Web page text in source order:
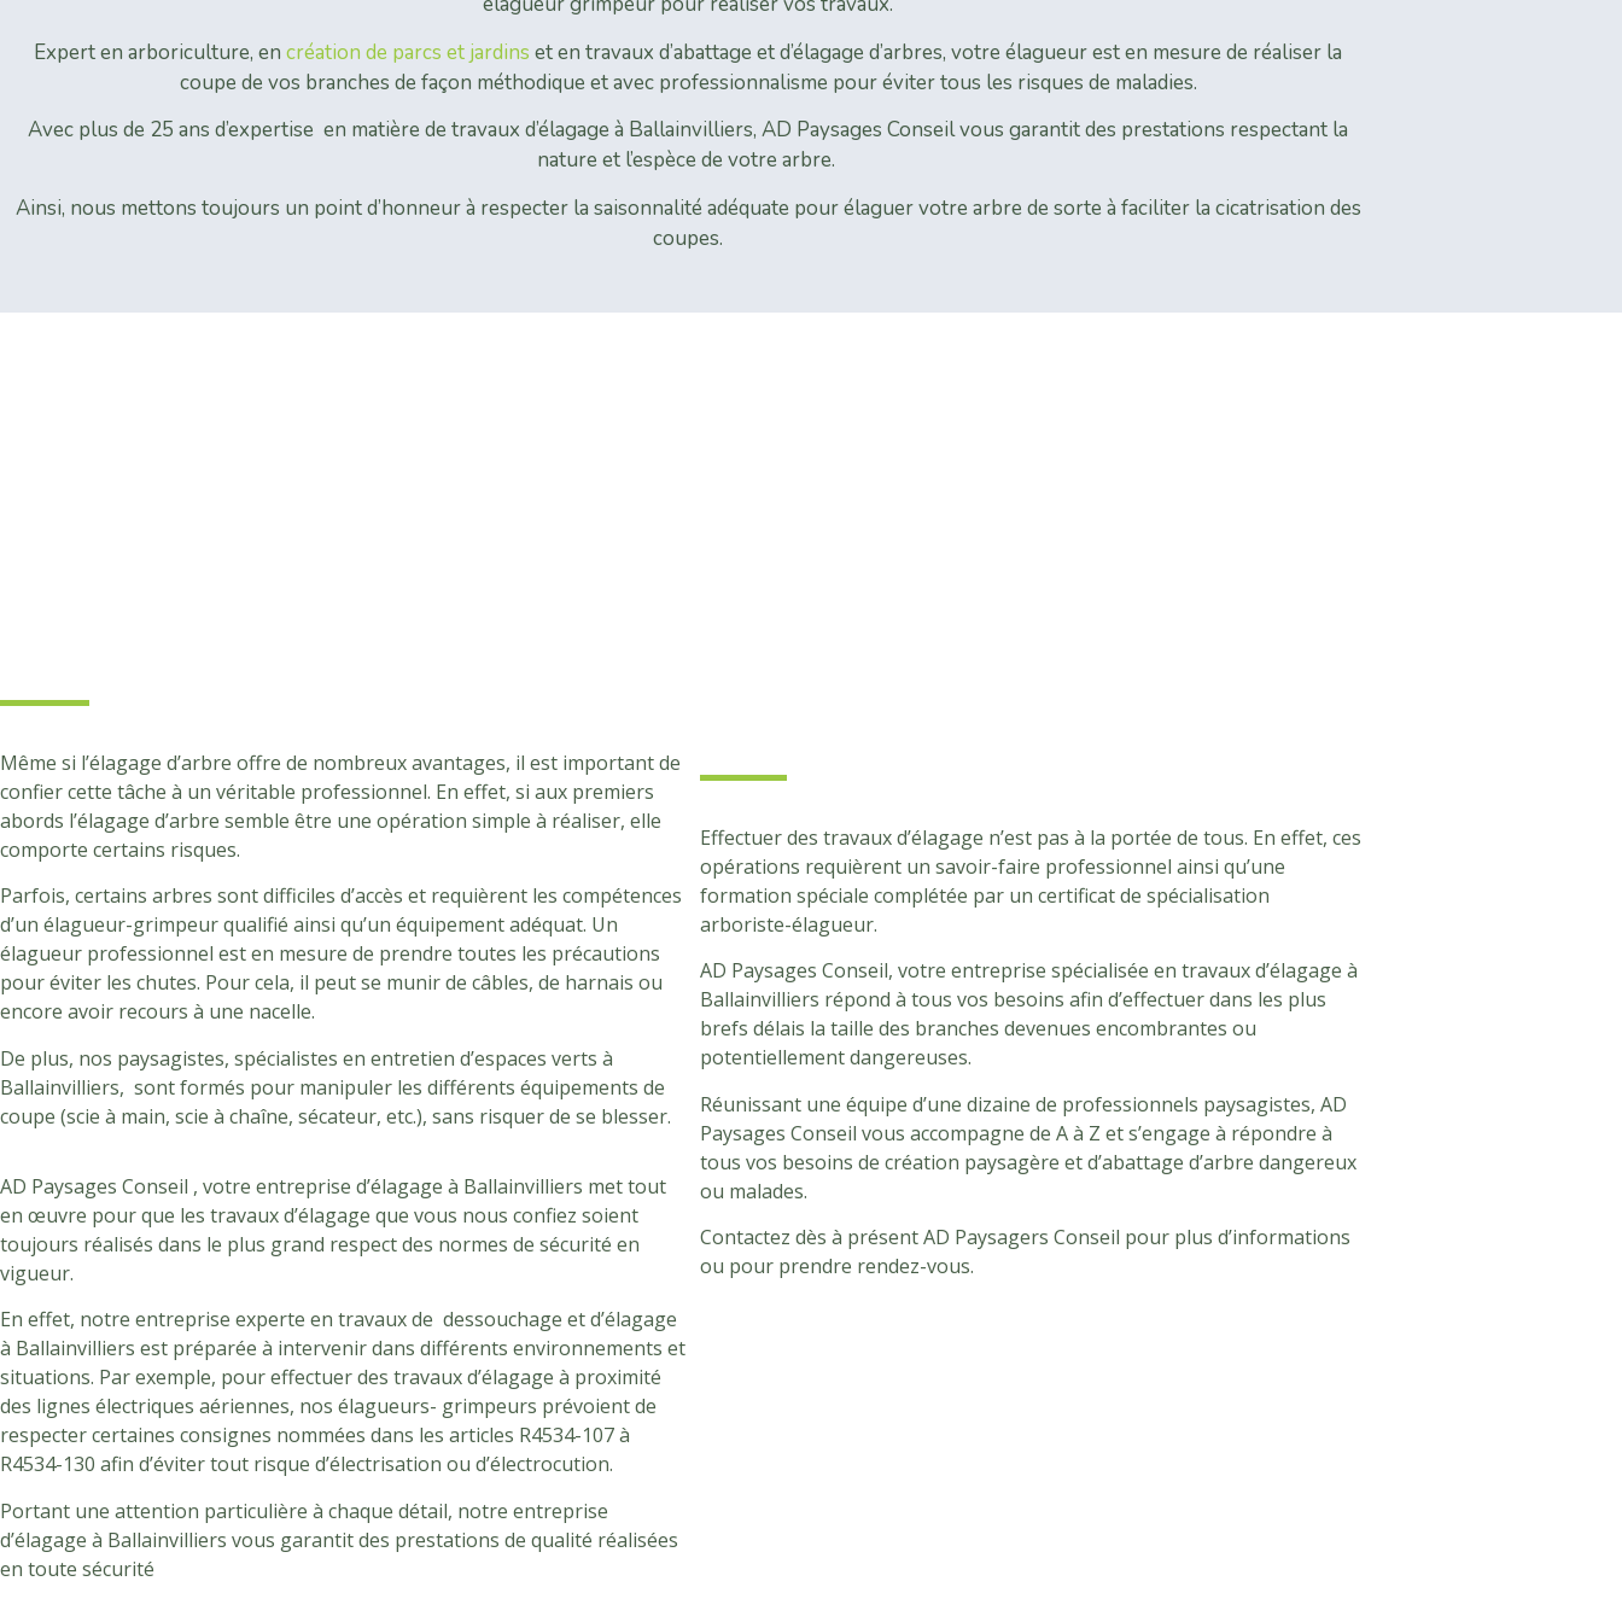
Expert en arboriculture, en création de parcs et jardins et en travaux d’abattage et d’élagage d’arbres, votre élagueur est en mesure de réaliser la
coupe de vos branches de façon méthodique et avec professionnalisme pour éviter tous les risques de maladies.
Avec plus de 25 ans d’expertise en matière de travaux d’élagage à Ballainvilliers, AD Paysages Conseil vous garantit des prestations respectant la
nature et l’espèce de votre arbre.
Ainsi, nous mettons toujours un point d’honneur à respecter la saisonnalité adéquate pour élaguer votre arbre de sorte à faciliter la cicatrisation des
coupes.
Même si l’élagage d’arbre offre de nombreux avantages, il est important de
confier cette tâche à un véritable professionnel. En effet, si aux premiers
abords l’élagage d’arbre semble être une opération simple à réaliser, elle
comporte certains risques.
Parfois, certains arbres sont difficiles d’accès et requièrent les compétences
d’un élagueur-grimpeur qualifié ainsi qu’un équipement adéquat. Un
élagueur professionnel est en mesure de prendre toutes les précautions
pour éviter les chutes. Pour cela, il peut se munir de câbles, de harnais ou
encore avoir recours à une nacelle.
De plus, nos paysagistes, spécialistes en entretien d’espaces verts à
Ballainvilliers, sont formés pour manipuler les différents équipements de
coupe (scie à main, scie à chaîne, sécateur, etc.), sans risquer de se blesser.
AD Paysages Conseil , votre entreprise d’élagage à Ballainvilliers met tout
en œuvre pour que les travaux d’élagage que vous nous confiez soient
toujours réalisés dans le plus grand respect des normes de sécurité en
vigueur.
En effet, notre entreprise experte en travaux de dessouchage et d’élagage
à Ballainvilliers est préparée à intervenir dans différents environnements et
situations. Par exemple, pour effectuer des travaux d’élagage à proximité
des lignes électriques aériennes, nos élagueurs- grimpeurs prévoient de
respecter certaines consignes nommées dans les articles R4534-107 à
R4534-130 afin d’éviter tout risque d’électrisation ou d’électrocution.
Portant une attention particulière à chaque détail, notre entreprise
d’élagage à Ballainvilliers vous garantit des prestations de qualité réalisées
en toute sécurité
Effectuer des travaux d’élagage n’est pas à la portée de tous. En effet, ces
opérations requièrent un savoir-faire professionnel ainsi qu’une
formation spéciale complétée par un certificat de spécialisation
arboriste-élagueur.
AD Paysages Conseil, votre entreprise spécialisée en travaux d’élagage à
Ballainvilliers répond à tous vos besoins afin d’effectuer dans les plus
brefs délais la taille des branches devenues encombrantes ou
potentiellement dangereuses.
Réunissant une équipe d’une dizaine de professionnels paysagistes, AD
Paysages Conseil vous accompagne de A à Z et s’engage à répondre à
tous vos besoins de création paysagère et d’abattage d’arbre dangereux
ou malades.
Contactez dès à présent AD Paysagers Conseil pour plus d’informations
ou pour prendre rendez-vous.